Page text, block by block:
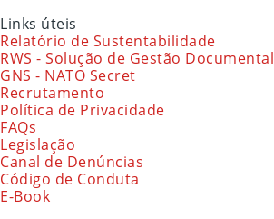
Links úteis
Relatório de Sustentabilidade
RWS - Solução de Gestão Documental
GNS - NATO Secret
Recrutamento
Política de Privacidade
FAQs
Legislação
Canal de Denúncias
Código de Conduta
E-Book